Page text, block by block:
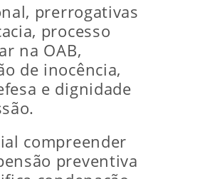
prerrogativas
processo
na OAB,
de inocência,
e dignidade
compreender
preventiva